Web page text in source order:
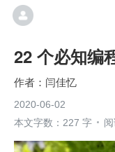
22 个必知编
闫佳忆
2020-06-02
本文字数：227 字